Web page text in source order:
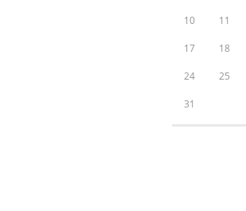
10 11
17 18
24 25
31